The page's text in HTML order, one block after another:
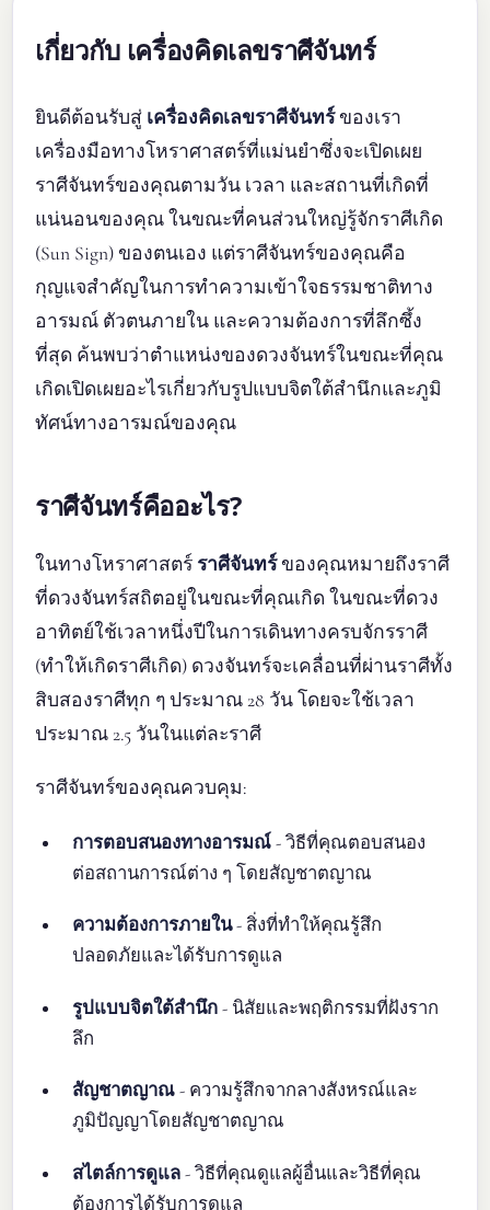
เกี่ยวกับ เครื่องคิดเลขราศีจันทร์
ยินดีต้อนรับสู่ เครื่องคิดเลขราศีจันทร์ของเรา
เครื่องมือทางโหราศาสตร์ที่แม่นยำซึ่งจะเปิดเผย
ราศีจันทร์ของคุณตามวัน เวลา และสถานที่เกิดที่
แน่นอนของคุณ ในขณะที่คนส่วนใหญ่รู้จักราศีเกิด
(Sun Sign) ของตนเอง แต่ราศีจันทร์ของคุณคือ
กุญแจสำคัญในการทำความเข้าใจธรรมชาติทาง
อารมณ์ ตัวตนภายใน และความต้องการที่ลึกซึ้ง
ที่สุด ค้นพบว่าตำแหน่งของดวงจันทร์ในขณะที่คุณ
เกิดเปิดเผยอะไรเกี่ยวกับรูปแบบจิตใต้สำนึกและภูมิ
ทัศน์ทางอารมณ์ของคุณ
ราศีจันทร์คืออะไร?
ในทางโหราศาสตร์ ราศีจันทร์ของคุณหมายถึงราศี
ที่ดวงจันทร์สถิตอยู่ในขณะที่คุณเกิด ในขณะที่ดวง
อาทิตย์ใช้เวลาหนึ่งปีในการเดินทางครบจักรราศี
(ทำให้เกิดราศีเกิด) ดวงจันทร์จะเคลื่อนที่ผ่านราศีทั้ง
สิบสองราศีทุก ๆ ประมาณ 28 วัน โดยจะใช้เวลา
ประมาณ 2.5 วันในแต่ละราศี
ราศีจันทร์ของคุณควบคุม:
การตอบสนองทางอารมณ์- วิธีที่คุณตอบสนอง
ต่อสถานการณ์ต่าง ๆ โดยสัญชาตญาณ
ความต้องการภายใน- สิ่งที่ทำให้คุณรู้สึก
ปลอดภัยและได้รับการดูแล
รูปแบบจิตใต้สำนึก- นิสัยและพฤติกรรมที่ฝังราก
ลึก
สัญชาตญาณ- ความรู้สึกจากลางสังหรณ์และ
ภูมิปัญญาโดยสัญชาตญาณ
สไตล์การดูแล- วิธีที่คุณดูแลผู้อื่นและวิธีที่คุณ
ต้องการได้รับการดูแล